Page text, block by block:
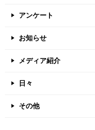
アンケート
お知らせ
メディア紹介
日々
その他